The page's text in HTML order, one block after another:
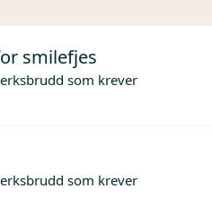
smilefjes
som krever
som krever